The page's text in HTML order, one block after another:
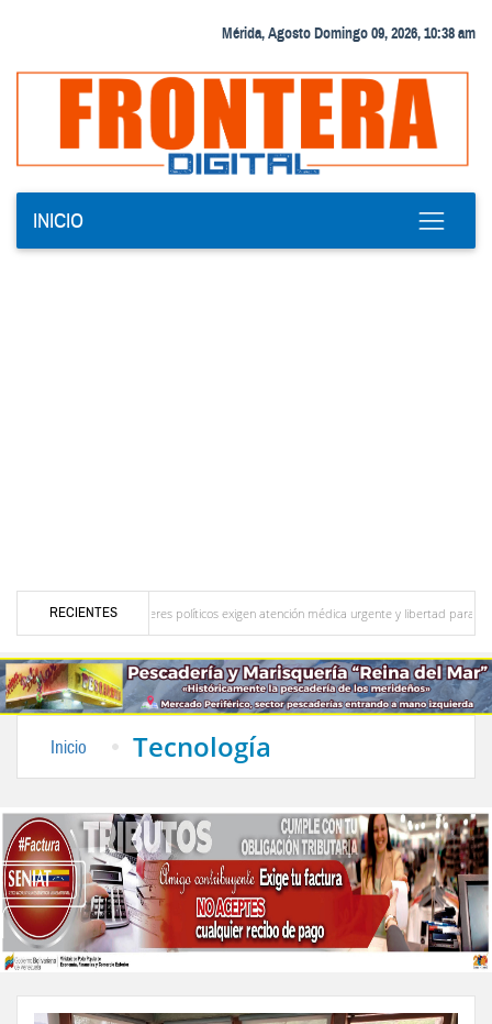
Mérida, Agosto Domingo 09, 2026, 10:38 am
INICIO
RECIENTESLíderes políticos exigen atención médica urgente y libertad para todos
Inicio Tecnología